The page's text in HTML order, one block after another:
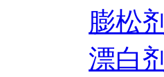
膨松剂
漂白剂